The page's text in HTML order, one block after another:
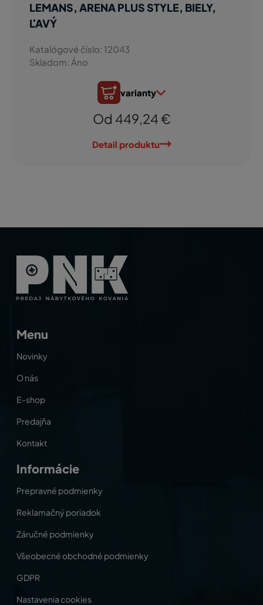
LEMANS, ARENA PLUS STYLE, BIELY,
ĽAVÝ
Katalógové číslo: 12043
Skladom: Áno
varianty
Od 449,24 €
Detail produktu
Menu
Novinky
O nás
E-shop
Predajňa
Kontakt
Informácie
Prepravné podmienky
Reklamačný poriadok
Záručné podmienky
Všeobecné obchodné podmienky
GDPR
Nastavenia cookies